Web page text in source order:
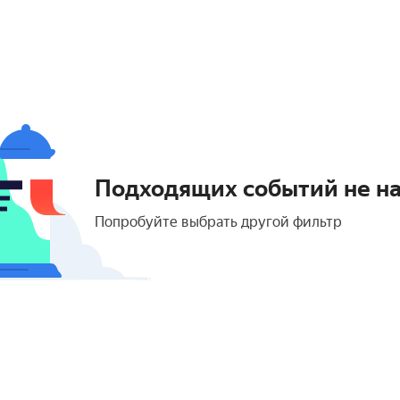
Подходящих событий не
Попробуйте выбрать другой фильтр